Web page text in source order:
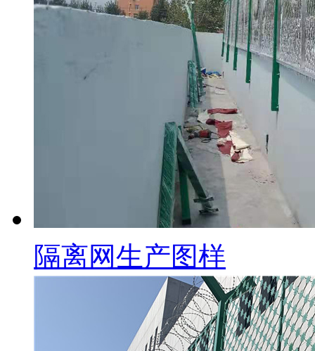
隔离网生产图样